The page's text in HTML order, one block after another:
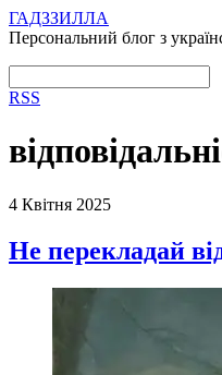
ГАДЗЗИЛЛА
Персональний блог з
RSS
4 Квітня 2025
Не перекладай